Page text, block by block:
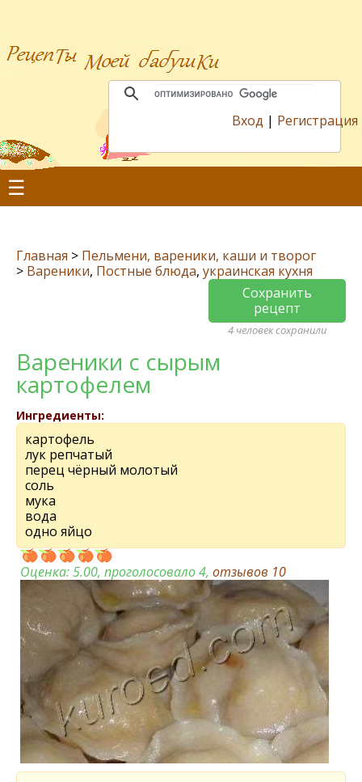
Вход | Регистрация
☰
Главная > Пельмени, вареники, каши и творог
> Вареники, Постные блюда, украинская кухня
Сохранить
рецепт
4 человек сохранили
Вареники с сырым
картофелем
Ингредиенты:
картофель
лук репчатый
перец чёрный молотый
соль
мука
вода
одно яйцо
Оценка:5.00, проголосовало 4, отзывов 10